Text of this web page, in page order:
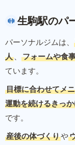
生駒駅のパ
パーソナルジムは、
人 、 フォームや食
ています。
目標に合わせてメ
運動を続けるきっ
です。
産後の体づくりや